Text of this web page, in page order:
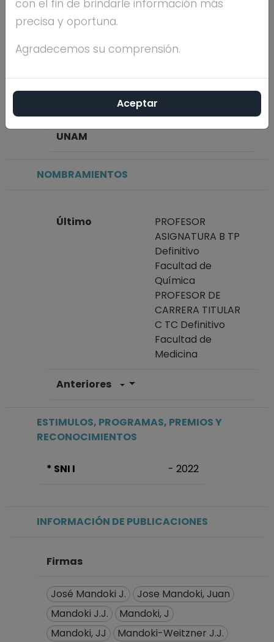
WEITZNER
estudios
Antigüedad
UNAM
NOMBRAMIENTOS
Último
PROFESOR
ASIGNATURA B TP
Definitivo
Facultad de
Química
PROFESOR DE
CARRERA TITULAR
C TC Definitivo
Facultad de
Medicina
Anteriores
Facultad de
hasta 31-01-2019
C TC Definitivo
registros en el SIIA)
hasta 31-01-2019
PROFESOR
ASIGNATURA B TP
ESTIMULOS, PROGRAMAS, PREMIOS Y
RECONOCIMIENTOS
* SNI I - 2022
INFORMACIÓN DE PUBLICACIONES
Firmas
José Mandoki J.
Jose Mandoki, Juan
Mandoki J.J.
Mandoki, J
Mandoki, JJ
Mandoki-Weitzner J.J.
con el fin de brindarle información más
precisa y oportuna.
Agradecemos su comprensión.
Aceptar